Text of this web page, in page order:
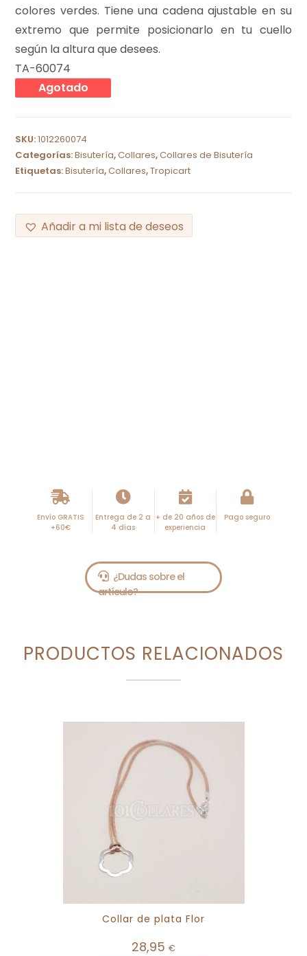
colores verdes. Tiene una cadena ajustable en su
extremo que permite posicionarlo en tu cuello
según la altura que desees.
TA-60074
Agotado
SKU:1012260074
Categorías:Bisutería,Collares,Collares de Bisutería
Etiquetas:Bisutería,Collares,Tropicart
Añadir a mi lista de deseos
Envío GRATIS
+60€
Entrega de 2 a
4 días
+ de 20 años de
experiencia
Pago seguro
PRODUCTOS RELACIONADOS
Collar de plata Flor
28,95 €